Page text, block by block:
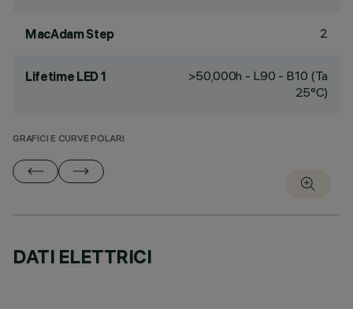
MacAdam Step 2
Lifetime LED 1
>50,000h - L90 - B10 (Ta
25°C)
GRAFICI E CURVE POLARI
DATI ELETTRICI